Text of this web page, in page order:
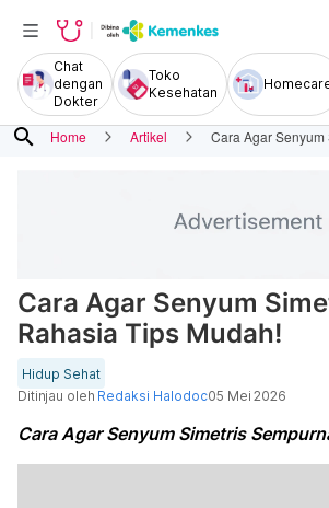
Chat
dengan
Dokter
Toko
Kesehatan
search Home Artikel Cara Agar
Cara Agar Senyum
Rahasia Tips Mudah!
Hidup Sehat
Ditinjau oleh Redaksi Halodoc05 Mei 2026
Cara Agar Senyum Simetris